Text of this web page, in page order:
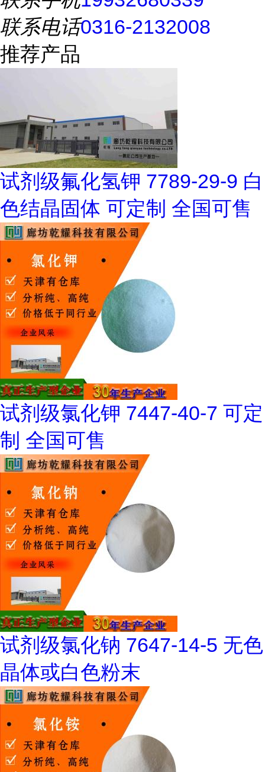
联系电话0316-2132008
推荐产品
试剂级氟化氢钾 7789-29-9 白
色结晶固体 可定制 全国可售
试剂级氯化钾 7447-40-7 可定
制 全国可售
试剂级氯化钠 7647-14-5 无色
晶体或白色粉末